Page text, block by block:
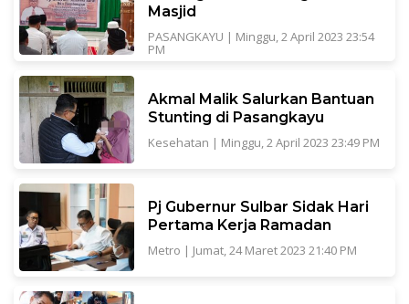
Masjid
PASANGKAYU | Minggu, 2 April 2023 23:54
PM
Akmal Malik Salurkan Bantuan
Stunting di Pasangkayu
Kesehatan | Minggu, 2 April 2023 23:49 PM
Pj Gubernur Sulbar Sidak Hari
Pertama Kerja Ramadan
Metro | Jumat, 24 Maret 2023 21:40 PM